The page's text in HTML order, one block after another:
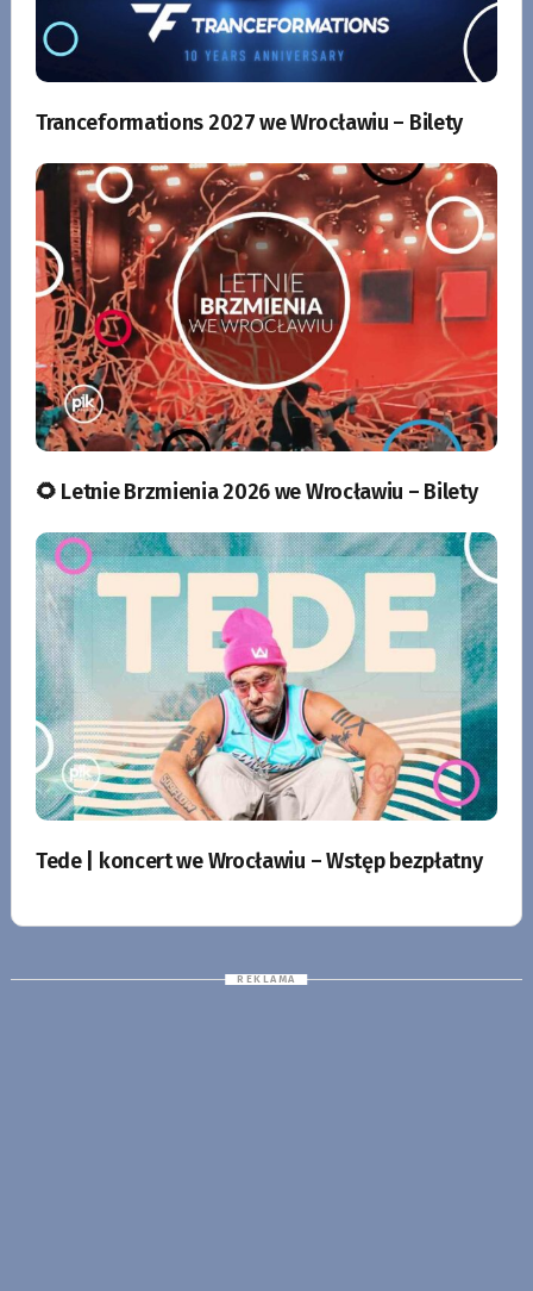
Tranceformations 2027 we Wrocławiu – Bilety
🌻 Letnie Brzmienia 2026 we Wrocławiu – Bilety
Tede | koncert we Wrocławiu – Wstęp bezpłatny